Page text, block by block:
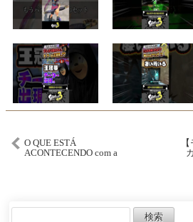
O QUE ESTÁ
ACONTECENDO com a